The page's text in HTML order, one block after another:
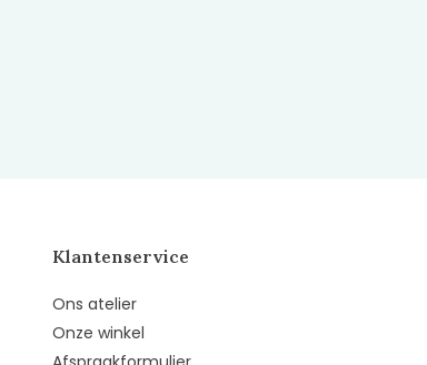
Klantenservice
Ons atelier
Onze winkel